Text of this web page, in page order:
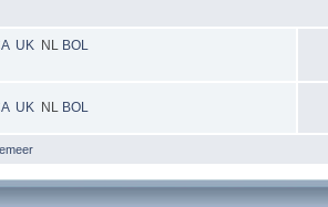
UK NL BOL
UK NL BOL